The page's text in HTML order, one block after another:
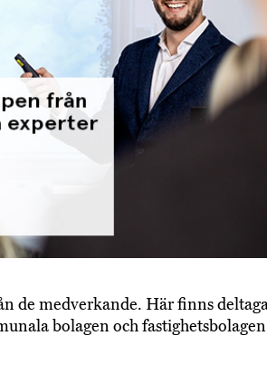
de medverkande. Här finns
bolagen och fastighetsbolagen